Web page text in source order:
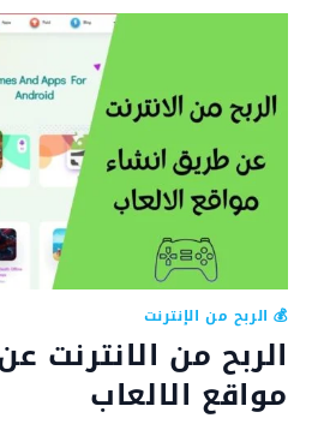
💰 الربح من الإنترنت
الربح من الانترنت
مواقع الالعاب